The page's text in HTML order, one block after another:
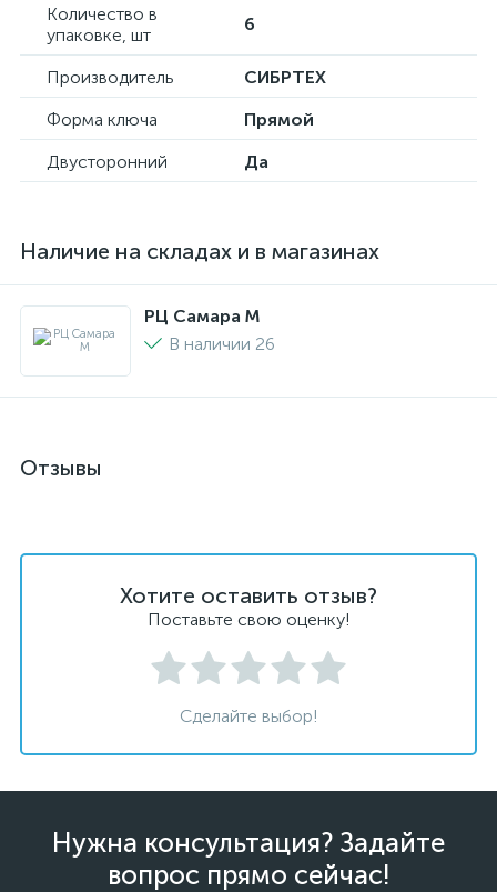
Количество в
упаковке, шт
6
Производитель
СИБРТЕХ
Форма ключа
Прямой
Двусторонний
Да
Наличие на складах и в магазинах
РЦ Самара M
В наличии 26
Отзывы
Хотите оставить отзыв?
Поставьте свою оценку!
Сделайте выбор!
Нужна консультация? Задайте
вопрос прямо сейчас!